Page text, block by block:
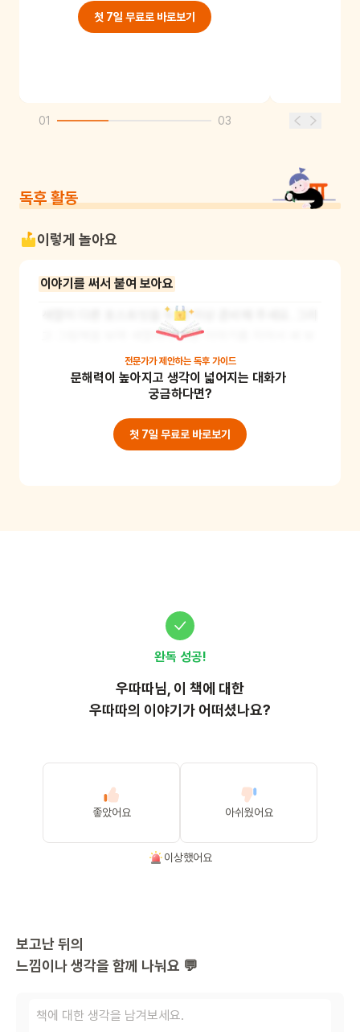
첫 7일 무료로 바로보기
01 03
독후 활동
이렇게 놀아요
이야기를 써서 붙여 보아요
색깔이 다른 포스트잇을 두 개 이상 준비해 주세요. 그리
고 그림책을 보며 색깔마다 다른 이야기를 지어서 써 보
세요. 어느 날은 노란색 포스트잇의 글로 이야기를 읽어
보고, 어느 날은 분홍색 포스트잇의 글로 이야기를 읽어
보는 거예요. 새로운 이야기가 떠오른다면 또 다른 색의
포스트잇에 이야기를 써 나가요. 어린이의 상상력과 표
현력을 다채롭게 길러줄 수 있는 놀이입니다. *준비물:
전문가가 제안하는 독후 가이드
문해력이 높아지고 생각이 넓어지는 대화가
궁금하다면?
첫 7일 무료로 바로보기
완독 성공!
우따따님, 이 책에 대한
우따따의 이야기가 어떠셨나요?
좋았어요 아쉬웠어요
이상했어요
보고난 뒤의
느낌이나 생각을 함께 나눠요 💬